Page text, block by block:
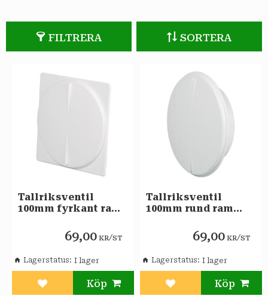
FILTRERA SORTERA
Tallriksventil
100mm fyrkant ram
69,00 KR/ST
Lägg till i favoriter
Lagerstatus
Tallriksventil
100mm rund ram
69,00 KR/ST
Lägg till i favoriter
Lagerstatus